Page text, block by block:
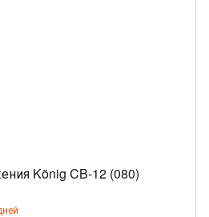
König CB-12 (080)